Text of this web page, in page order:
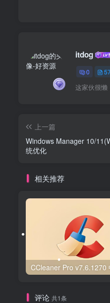
itdog
0
这家伙很懒
上一篇
Windows Manager 10/
统优化
相关推荐
评论 共1条